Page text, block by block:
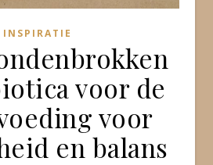
INSPIRATIE
voor de
voor
en balans